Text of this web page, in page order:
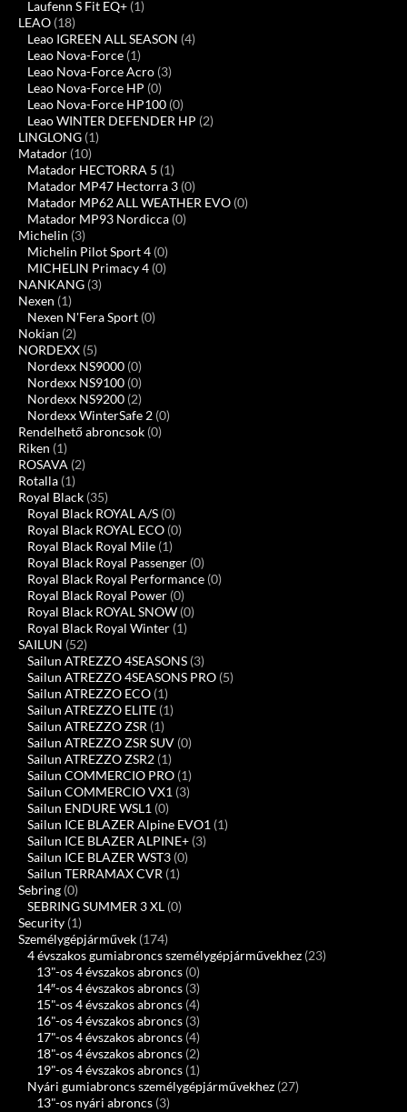
Laufenn S Fit EQ+ (1)
LEAO (18)
Leao IGREEN ALL SEASON (4)
Leao Nova-Force (1)
Leao Nova-Force Acro (3)
Leao Nova-Force HP (0)
Leao Nova-Force HP100 (0)
Leao WINTER DEFENDER HP (2)
LINGLONG (1)
Matador (10)
Matador HECTORRA 5 (1)
Matador MP47 Hectorra 3 (0)
Matador MP62 ALL WEATHER EVO (0)
Matador MP93 Nordicca (0)
Michelin (3)
Michelin Pilot Sport 4 (0)
MICHELIN Primacy 4 (0)
NANKANG (3)
Nexen (1)
Nexen N'Fera Sport (0)
Nokian (2)
NORDEXX (5)
Nordexx NS9000 (0)
Nordexx NS9100 (0)
Nordexx NS9200 (2)
Nordexx WinterSafe 2 (0)
Rendelhető abroncsok (0)
Riken (1)
ROSAVA (2)
Rotalla (1)
Royal Black (35)
Royal Black ROYAL A/S (0)
Royal Black ROYAL ECO (0)
Royal Black Royal Mile (1)
Royal Black Royal Passenger (0)
Royal Black Royal Performance (0)
Royal Black Royal Power (0)
Royal Black ROYAL SNOW (0)
Royal Black Royal Winter (1)
SAILUN (52)
Sailun ATREZZO 4SEASONS (3)
Sailun ATREZZO 4SEASONS PRO (5)
Sailun ATREZZO ECO (1)
Sailun ATREZZO ELITE (1)
Sailun ATREZZO ZSR (1)
Sailun ATREZZO ZSR SUV (0)
Sailun ATREZZO ZSR2 (1)
Sailun COMMERCIO PRO (1)
Sailun COMMERCIO VX1 (3)
Sailun ENDURE WSL1 (0)
Sailun ICE BLAZER Alpine EVO1 (1)
Sailun ICE BLAZER ALPINE+ (3)
Sailun ICE BLAZER WST3 (0)
Sailun TERRAMAX CVR (1)
Sebring (0)
SEBRING SUMMER 3 XL (0)
Security (1)
Személygépjárművek (174)
4 évszakos gumiabroncs személygépjárművekhez (23)
13"-os 4 évszakos abroncs (0)
14″-os 4 évszakos abroncs (3)
15"-os 4 évszakos abroncs (4)
16"-os 4 évszakos abroncs (3)
17"-os 4 évszakos abroncs (4)
18"-os 4 évszakos abroncs (2)
19"-os 4 évszakos abroncs (1)
Nyári gumiabroncs személygépjárművekhez (27)
13"-os nyári abroncs (3)